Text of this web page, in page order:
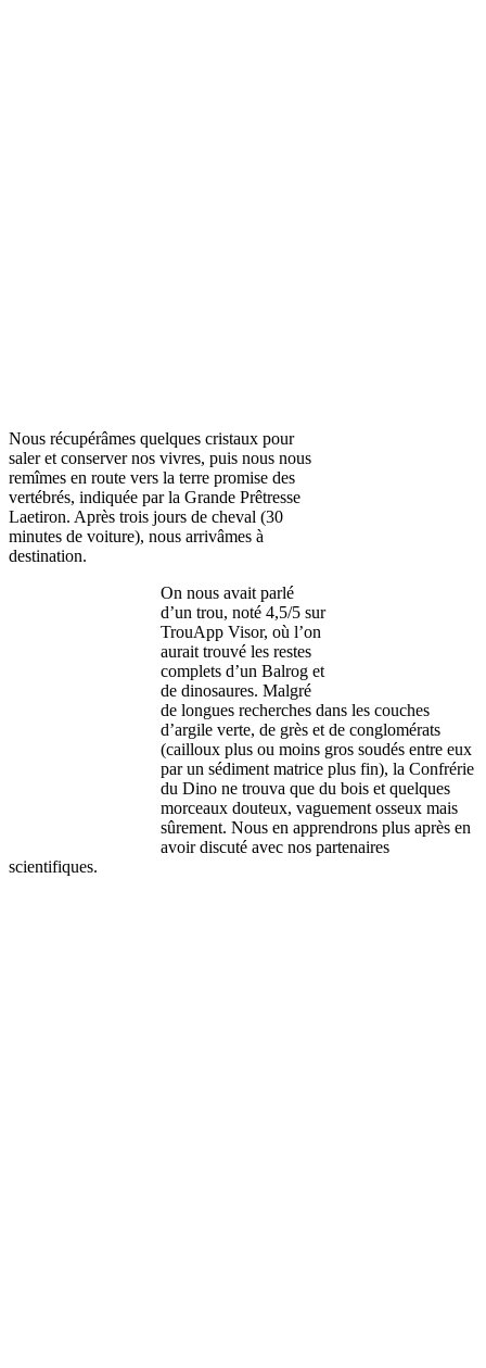
Nous récupérâmes quelques cristaux pour
saler et conserver nos vivres, puis nous nous
remîmes en route vers la terre promise des
vertébrés, indiquée par la Grande Prêtresse
Laetiron. Après trois jours de cheval (30
minutes de voiture), nous arrivâmes à
destination.
On nous avait parlé
d’un trou, noté 4,5/5 sur
TrouApp Visor, où l’on
aurait trouvé les restes
complets d’un Balrog et
de dinosaures. Malgré
de longues recherches dans les couches
d’argile verte, de grès et de conglomérats
(cailloux plus ou moins gros soudés entre eux
par un sédiment matrice plus fin), la Confrérie
du Dino ne trouva que du bois et quelques
morceaux douteux, vaguement osseux mais
sûrement. Nous en apprendrons plus après en
avoir discuté avec nos partenaires
scientifiques.